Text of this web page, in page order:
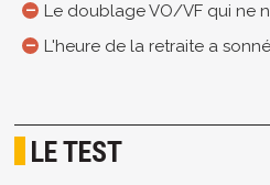
Le doublage VO/VF qui ne
L'heure de la retraite a
LE TEST